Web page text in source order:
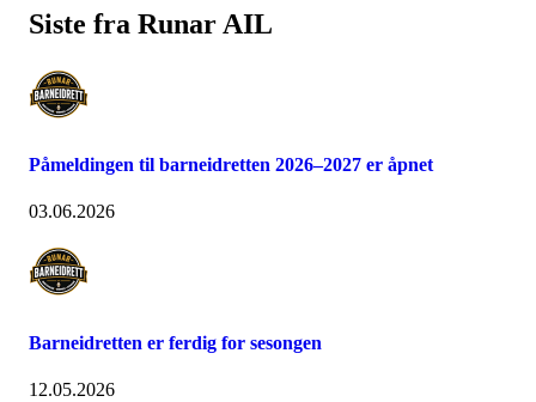
Siste fra Runar AIL
Påmeldingen til barneidretten 2026–2027 er åpnet
03.06.2026
Barneidretten er ferdig for sesongen
12.05.2026